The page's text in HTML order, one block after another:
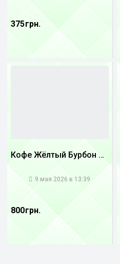
375 грн.
Кофе Жёлтый Бурбон Бразилия
9 мая 2026 в 13:39
800 грн.